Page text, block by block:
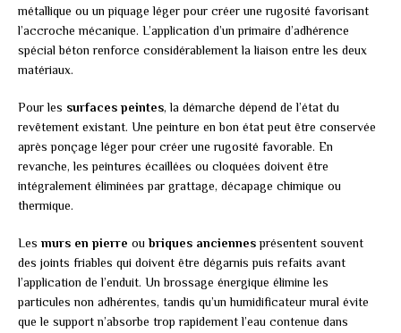
métallique ou un piquage léger pour créer une rugosité favorisant
l’accroche mécanique. L’application d’un primaire d’adhérence
spécial béton renforce considérablement la liaison entre les deux
matériaux.
Pour les surfaces peintes, la démarche dépend de l’état du
revêtement existant. Une peinture en bon état peut être conservée
après ponçage léger pour créer une rugosité favorable. En
revanche, les peintures écaillées ou cloquées doivent être
intégralement éliminées par grattage, décapage chimique ou
thermique.
Les murs en pierre oubriques anciennesprésentent souvent
des joints friables qui doivent être dégarnis puis refaits avant
l’application de l’enduit. Un brossage énergique élimine les
particules non adhérentes, tandis qu’un humidificateur mural évite
que le support n’absorbe trop rapidement l’eau contenue dans